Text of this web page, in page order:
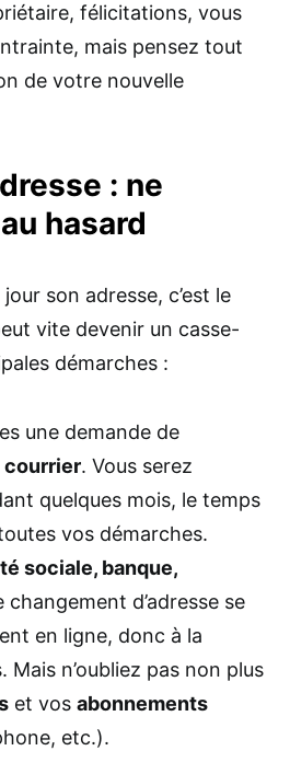
félicitations, vous
mais pensez tout
de votre nouvelle
: ne
hasard
son adresse, c’est le
vite devenir un casse-
démarches :
une demande de
courrier. Vous serez
quelques mois, le temps
vos démarches.
sociale, banque,
changement d’adresse se
en ligne, donc à la
Mais n’oubliez pas non plus
et vos abonnements
etc.).